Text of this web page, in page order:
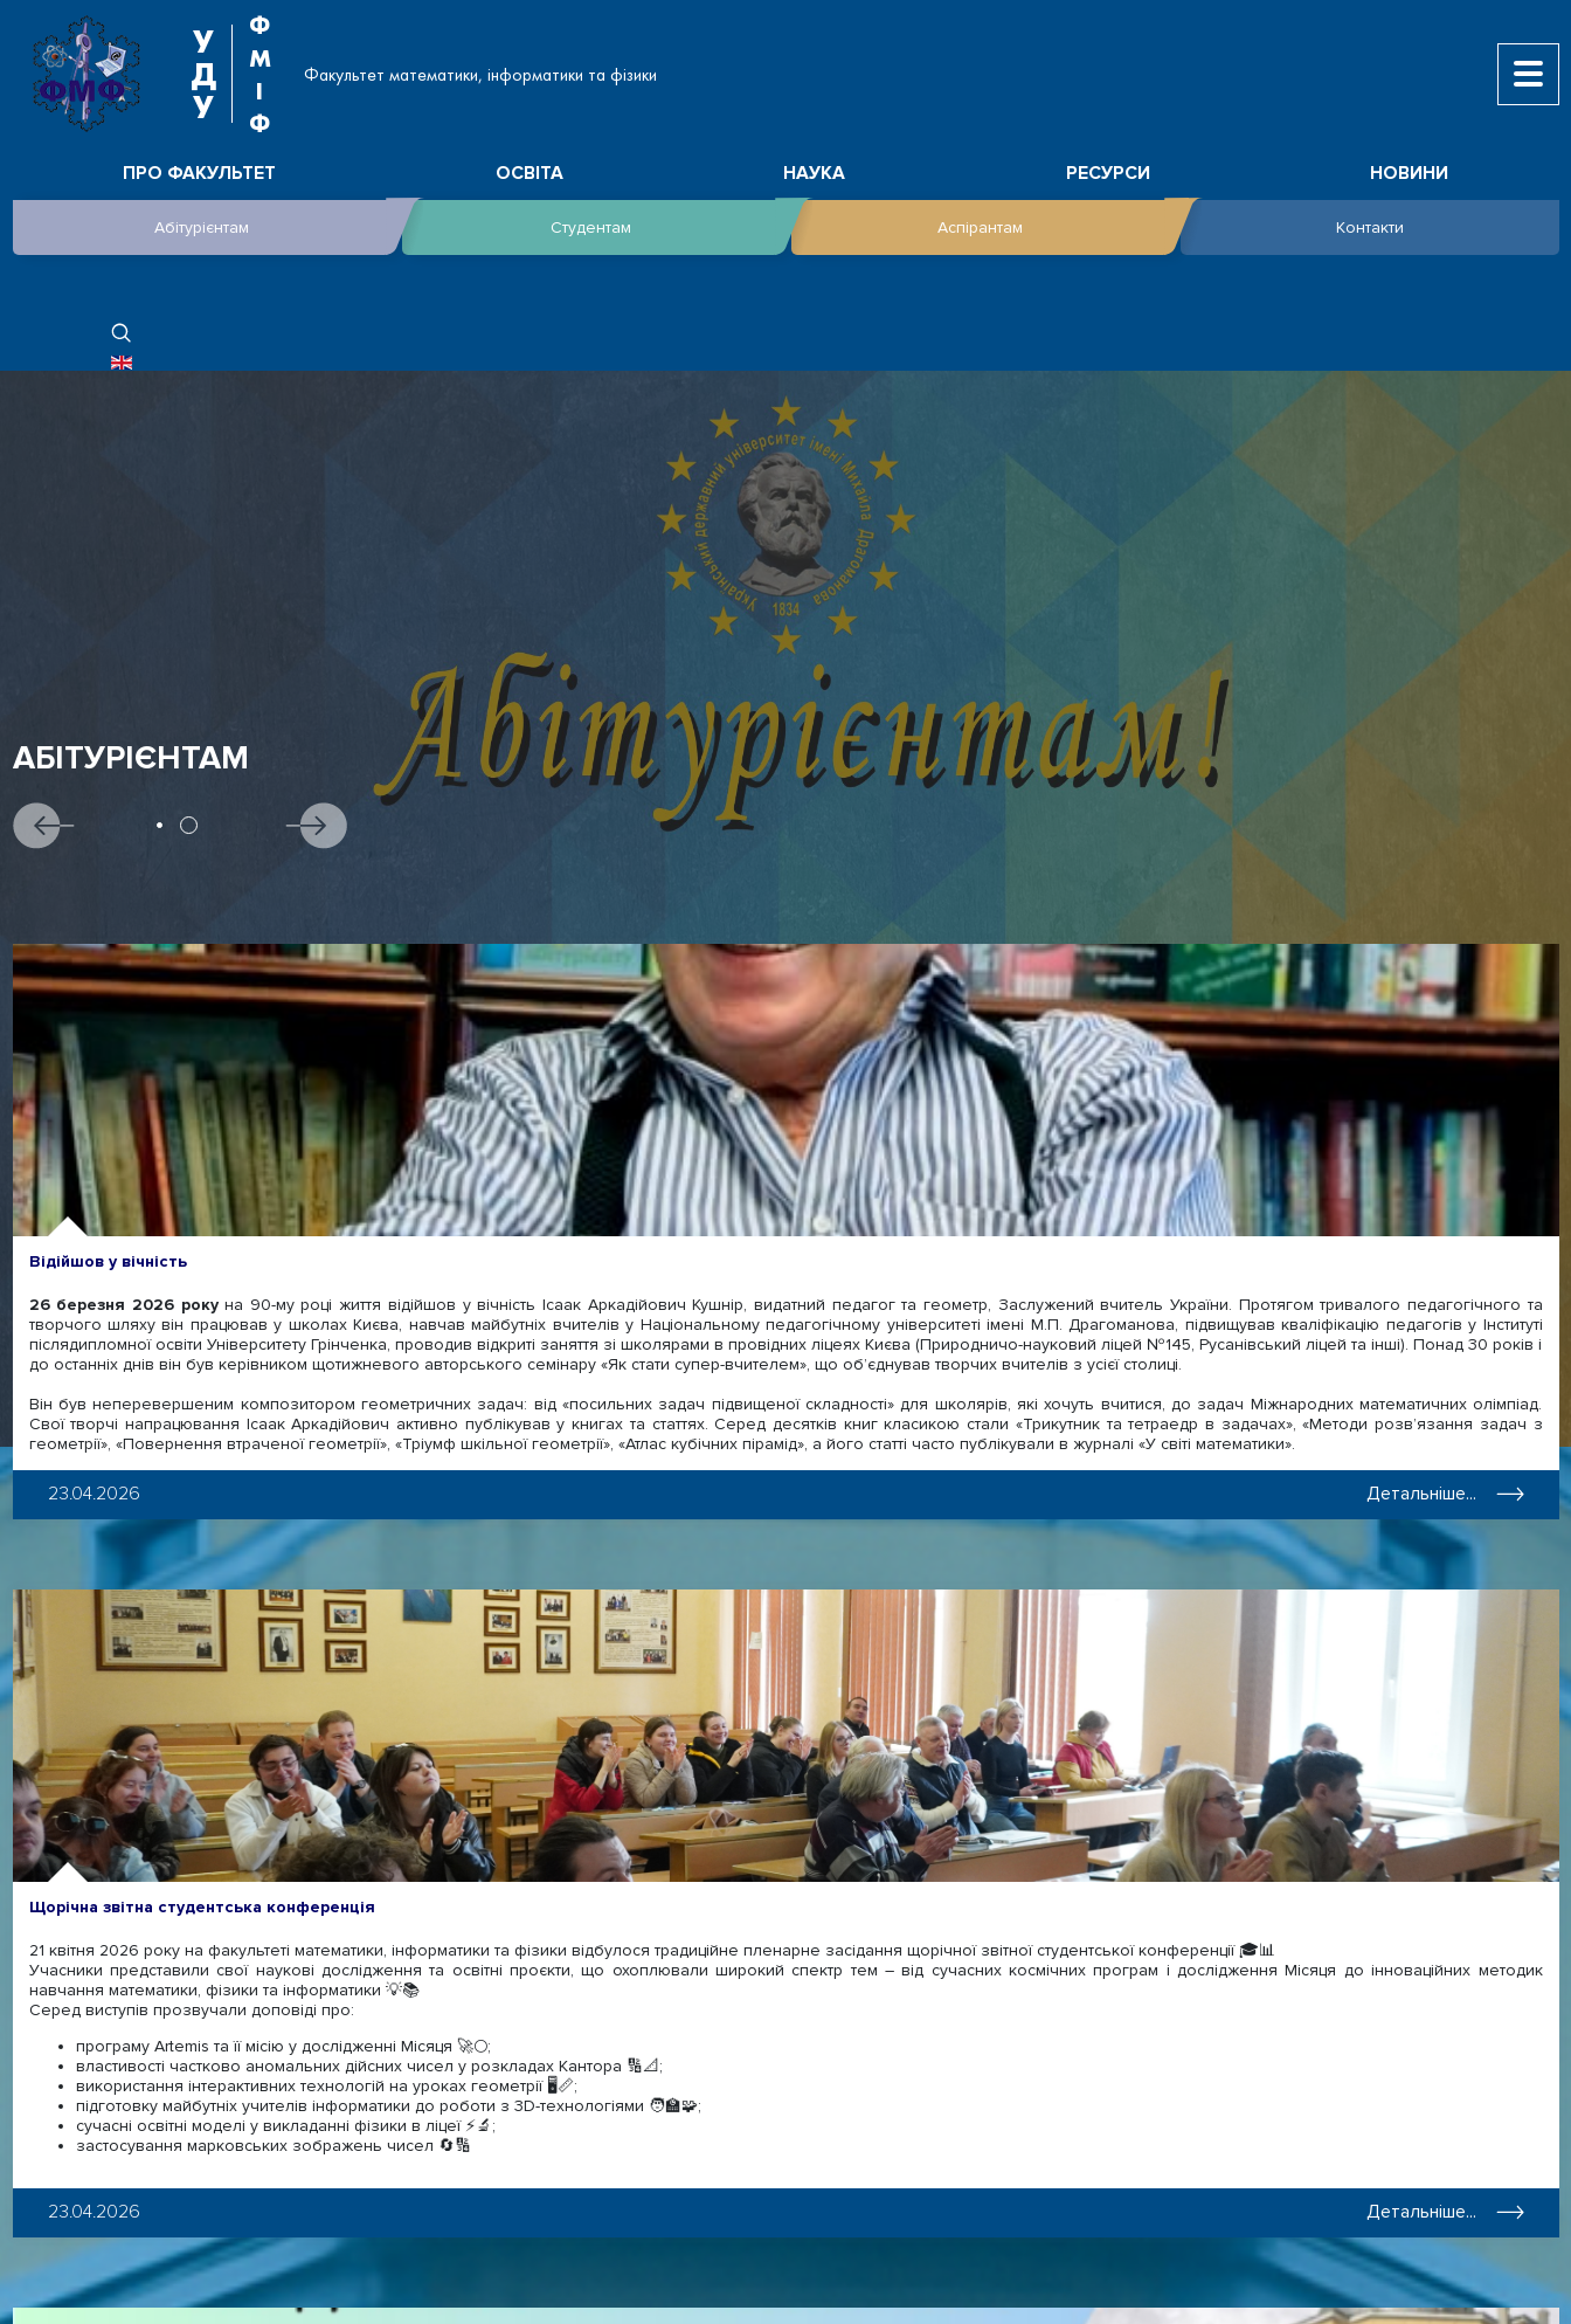
У
Д
У
Ф
М
І
Ф
Факультет математики, інформатики та фізики
ПРО ФАКУЛЬТЕТ ОСВІТА НАУКА РЕСУРСИ НОВИНИ
Абітурієнтам Студентам Аспірантам Контакти
ОБЕРІТЬ СВОЮ МОВУ
АБІТУРІЄНТАМ
Відійшов у вічність
26 березня 2026 рокуна 90-му році життя відійшов у вічність Ісаак Аркадійович Кушнір, видатний педагог та геометр, Заслужений вчитель України. Протягом тривалого педагогічного та
творчого шляху він працював у школах Києва, навчав майбутніх вчителів у Національному педагогічному університеті імені М.П. Драгоманова, підвищував кваліфікацію педагогів у Інституті
післядипломної освіти Університету Грінченка, проводив відкриті заняття зі школярами в провідних ліцеях Києва (Природничо-науковий ліцей №145, Русанівський ліцей та інші). Понад 30 років і
до останніх днів він був керівником щотижневого авторського семінару «Як стати супер-вчителем», що об’єднував творчих вчителів з усієї столиці.
Він був неперевершеним композитором геометричних задач: від «посильних задач підвищеної складності» для школярів, які хочуть вчитися, до задач Міжнародних математичних олімпіад.
Свої творчі напрацювання Ісаак Аркадійович активно публікував у книгах та статтях. Серед десятків книг класикою стали «Трикутник та тетраедр в задачах», «Методи розв’язання задач з
геометрії», «Повернення втраченої геометрії», «Тріумф шкільної геометрії», «Атлас кубічних пірамід», а його статті часто публікували в журналі «У світі математики».
23.04.2026 Детальніше...
Щорічна звітна студентська конференція
21 квітня 2026 року на факультеті математики, інформатики та фізики відбулося традиційне пленарне засідання щорічної звітної студентської конференції 🎓📊
Учасники представили свої наукові дослідження та освітні проєкти, що охоплювали широкий спектр тем – від сучасних космічних програм і дослідження Місяця до інноваційних методик
навчання математики, фізики та інформатики 💡📚
Серед виступів прозвучали доповіді про:
програму Artemis та її місію у дослідженні Місяця 🚀🌕;
властивості частково аномальних дійсних чисел у розкладах Кантора 🔢📐;
використання інтерактивних технологій на уроках геометрії 🖥📏;
підготовку майбутніх учителів інформатики до роботи з 3D-технологіями 🧑‍🏫🧩;
сучасні освітні моделі у викладанні фізики в ліцеї ⚡️🔬;
застосування марковських зображень чисел 🔄🔢
23.04.2026 Детальніше...